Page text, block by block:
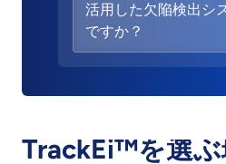
活用した欠陥検出シ
ですか？
TrackEi™を選ぶ